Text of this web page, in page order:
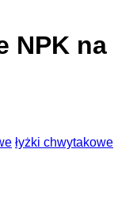
NPK na
łyżki chwytakowe